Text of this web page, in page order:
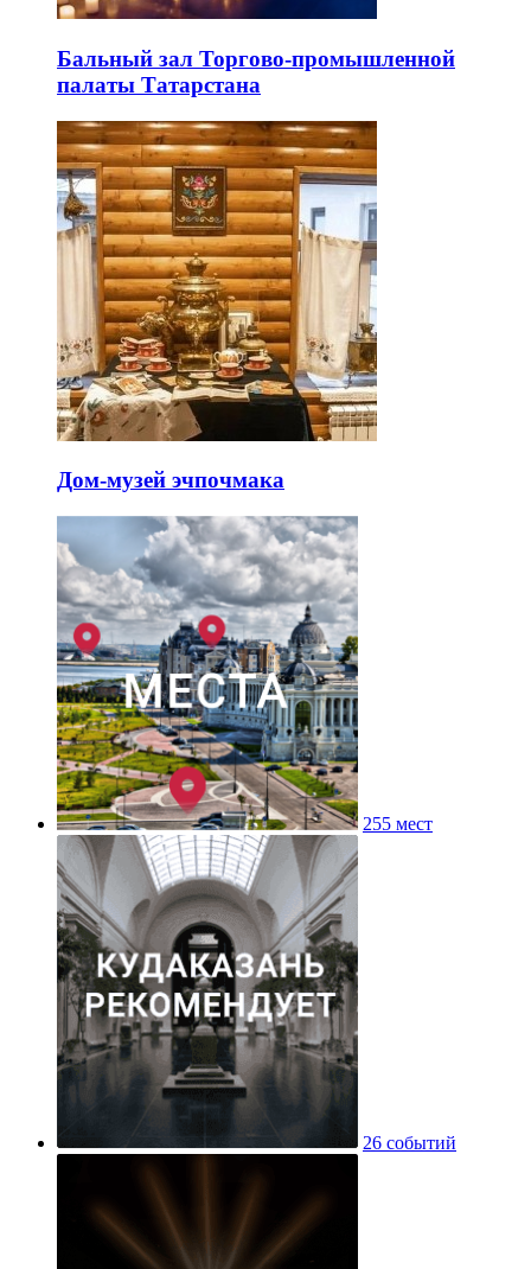
Бальный зал Торгово-промышленной
палаты Татарстана
Дом-музей эчпочмака
255 мест
26 событий